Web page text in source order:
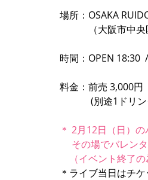
場所：OSAKA
（大阪市中央区
時間：OPEN 18:30
料金：前売 3,000
(別途1ドリン
＊ 2月12日（日）
その場でバレンタ
（イベント終了の
＊ライブ当日はチ